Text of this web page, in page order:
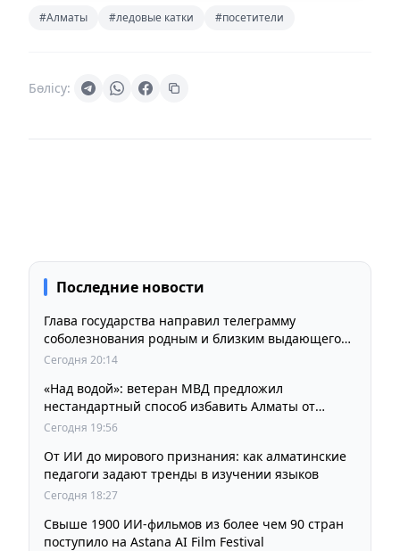
#Алматы #ледовые катки #посетители
Бөлісу:
Последние новости
Глава государства направил телеграмму
соболезнования родным и близким выдающегося
кинорежиссера Ардака Амиркулова
Сегодня 20:14
«Над водой»: ветеран МВД предложил
нестандартный способ избавить Алматы от
пробок и смога
Сегодня 19:56
От ИИ до мирового признания: как алматинские
педагоги задают тренды в изучении языков
Сегодня 18:27
Свыше 1900 ИИ-фильмов из более чем 90 стран
поступило на Astana AI Film Festival